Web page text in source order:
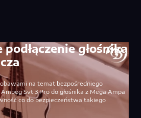
podłączenie głośnika
na temat bezpośredniego
Svt 3 Pro do głośnika z Mega Ampa
co do bezpieczeństwa takiego